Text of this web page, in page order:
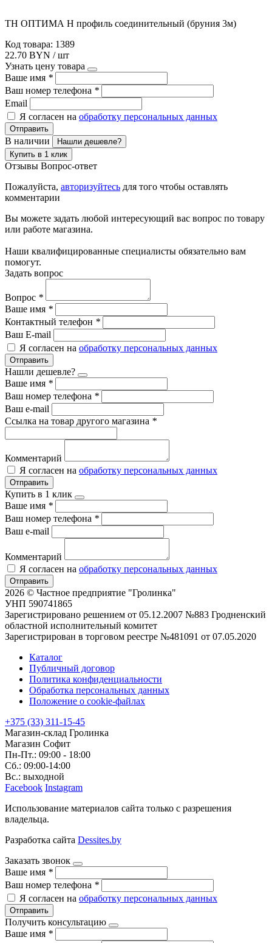
ТН ОПТИМА Н профиль соединительный (бруния 3м)
Код товара: 1389
22.70 BYN / шт
Узнать цену товара
Ваше имя *
Ваш номер телефона *
Email
Я согласен на обработку персональных данных
Отправить
В наличии
Нашли дешевле?
Купить в 1 клик
Отзывы Вопрос-ответ
Пожалуйста, авторизуйтесь для того чтобы оставлять
комментарии
Вы можете задать любой интересующий вас вопрос по товару
или работе магазина.
Наши квалифицированные специалисты обязательно вам
помогут.
Задать вопрос
Вопрос *
Ваше имя *
Контактный телефон *
Ваш E-mail
Я согласен на обработку персональных данных
Отправить
Нашли дешевле?
Ваше имя *
Ваш номер телефона *
Ваш e-mail
Ссылка на товар другого магазина *
Комментарий
Я согласен на обработку персональных данных
Отправить
Купить в 1 клик
Ваше имя *
Ваш номер телефона *
Ваш e-mail
Комментарий
Я согласен на обработку персональных данных
Отправить
2026 © Частное предприятие "Гролинка"
УНП 590741865
Зарегистрировано решением от 05.12.2007 №883 Гродненский
областной исполнительный комитет
Зарегистрирован в торговом реестре №481091 от 07.05.2020
Каталог
Публичный договор
Политика конфиденциальности
Обработка персональных данных
Положение о cookie-файлах
+375 (33) 311-15-45
Магазин-склад Гролинка
Магазин Софит
Пн-Пт.: 09:00 - 18:00
Сб.: 09:00-14:00
Вс.: выходной
Facebook Instagram
Использование материалов сайта только с разрешения
владельца.
Разработка сайта Dessites.by
Заказать звонок
Ваше имя *
Ваш номер телефона *
Я согласен на обработку персональных данных
Отправить
Получить консультацию
Ваше имя *